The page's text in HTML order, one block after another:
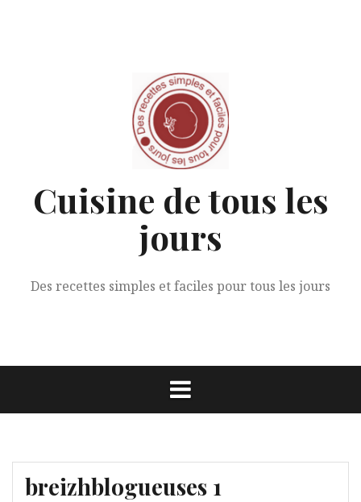
Cuisine de tous les
jours
Des recettes simples et faciles pour tous les jours
breizhblogueuses 1